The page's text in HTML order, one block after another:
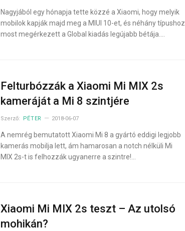
Nagyjából egy hónapja tette közzé a Xiaomi, hogy melyik
mobilok kapják majd meg a MIUI 10-et, és néhány típushoz
most megérkezett a Global kiadás legújabb bétája.…
Felturbózzák a Xiaomi Mi MIX 2s
kameráját a Mi 8 szintjére
Szerző: PÉTER 2018-06-07
A nemrég bemutatott Xiaomi Mi 8 a gyártó eddigi legjobb
kamerás mobilja lett, ám hamarosan a notch nélküli Mi
MIX 2s-t is felhozzák ugyanerre a szintre!…
Xiaomi Mi MIX 2s teszt – Az utolsó
mohikán?